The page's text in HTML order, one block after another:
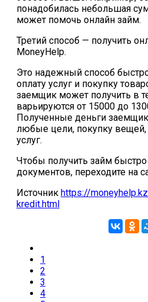
понадобилась небольшая
может помочь онлайн займ.
Третий способ — получить
MoneyHelp.
Это надежный способ
оплату услуг и покупку
заемщик может получить в
варьируются от 15000 до
Полученные деньги
любые цели, покупку вещей,
услуг.
Чтобы получить займ
документов, переходите на
Источник https://
kredit.html
1
2
3
4